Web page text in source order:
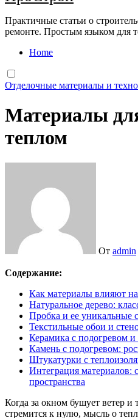
Практичные статьи о
ремонте. Простым языком для
Home
Отделочные материалы и
Материалы
теплом
От admin
Содержание:
Как материалы влияют
Натуральное дерево:
Пробка и ее уникальные
Текстильные обои и
Керамика с подогревом
Камень с подогревом:
Штукатурки с
Интеграция материалов:
пространства
Когда за окном бушует ветер и температура неумолимо
стремится к нулю, мысль о